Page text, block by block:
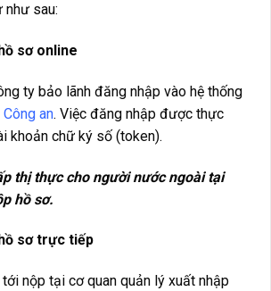
như sau:
sơ online
ty bảo lãnh đăng nhập vào hệ thống
an. Việc đăng nhập được thực
khoản chữ ký số (token).
thị thực cho người nước ngoài tại
hồ sơ.
sơ trực tiếp
nộp tại cơ quan quản lý xuất nhập